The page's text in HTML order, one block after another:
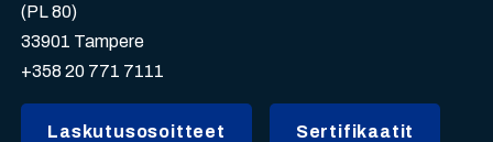
(PL 80)
33901 Tampere
+358 20 771 7111
Laskutusosoitteet Sertifikaatit